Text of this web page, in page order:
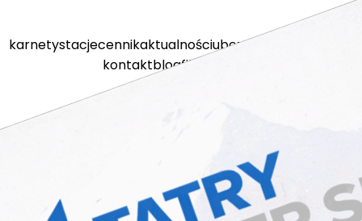
karnetystacjecennikaktualnościubezpieczenia
kontaktblogfilmy